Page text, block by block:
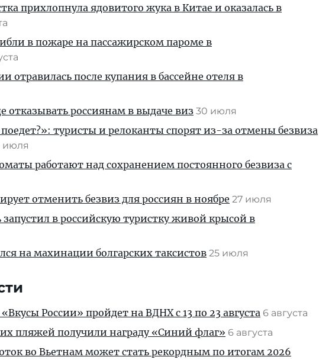
прихлопнула ядовитого жука в Китае и оказалась в
в пожаре на пассажирском пароме в
отравилась после купания в бассейне отеля в
отказывать россиянам в выдаче виз 30 июля
поедет?»: туристы и релоканты спорят из-за отмены безвиза
июля
работают над сохранением постоянного безвиза с
отменить безвиз для россиян в ноябре 27 июля
в российскую туристку живой крысой в
на махинации болгарских таксистов 25 июля
России» пройдет на ВДНХ с 13 по 23 августа 6 августа
пляжей получили награду «Синий флаг» 6 августа
во Вьетнам может стать рекордным по итогам 2026